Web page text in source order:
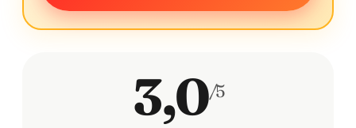
3,0/5